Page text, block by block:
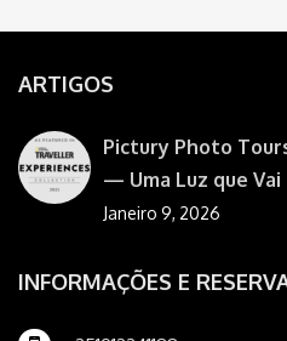
ARTIGOS
Pictury Photo
— Uma Luz que Vai
Janeiro 9, 2026
INFORMAÇÕES E